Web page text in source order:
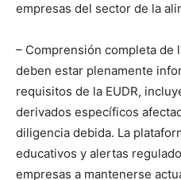
empresas del sector de la
– Comprensión completa de
deben estar plenamente
requisitos de la EUDR,
derivados específicos
diligencia debida. La
educativos y alertas
empresas a mantenerse